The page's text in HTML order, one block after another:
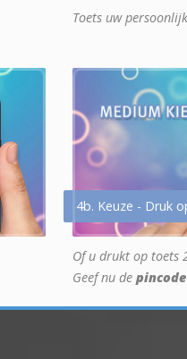
Toets uw
4b. Keuze - Druk
Of u drukt op toets
Geef nu de